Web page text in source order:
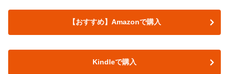
【おすすめ】Amazonで購入
Kindleで購入